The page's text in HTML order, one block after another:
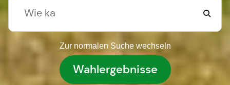
Zur normalen Suche wechseln
Wahlergebnisse